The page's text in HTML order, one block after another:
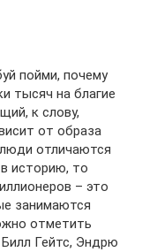
пойми, почему
тысяч на благие
к слову,
от образа
отличаются
историю, то
– это
занимаются
отметить
Гейтс, Эндрю